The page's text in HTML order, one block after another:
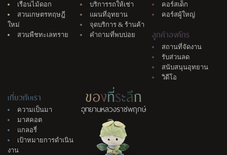
เรือนไม้ดอก
สวนเกษตรทฤษฎี
ใหม่
สวนพืชทะเลทราย
บริการรถให้เช่า
แผนที่อุทยาน
จุดบริการ & ร้านค้า
คำถามที่พบบ่อย
คอร์สเด็ก
คอร์สผู้ใหญ่
ลูกค้าองค์กร
สถานที่จัดงาน
รับส่วนลด
สนับสนุนอุทยาน
วิดีโอ
เกี่ยวกับเรา
ความเป็นมา
มาสคอต
แกลอรี่
เป้าหมายการดำเนิน
งาน
ของที่ระลึก
อุทยานหลวงราชพฤกษ์